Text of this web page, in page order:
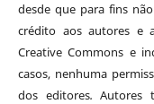
desde que para fins
crédito aos autores e
Creative Commons e
casos, nenhuma
dos editores.Autores